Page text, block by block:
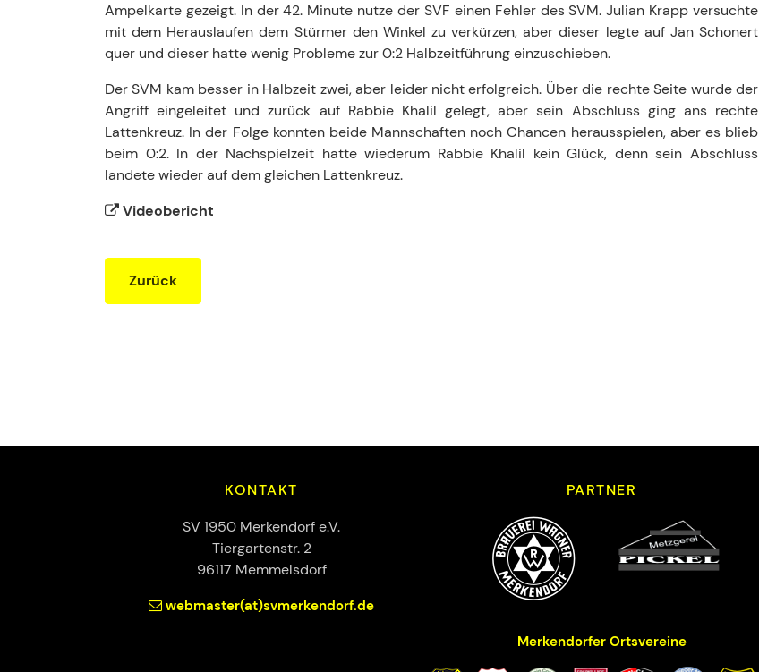
Ampelkarte gezeigt. In der 42. Minute nutze der SVF einen Fehler des SVM. Julian Krapp versuchte
mit dem Herauslaufen dem Stürmer den Winkel zu verkürzen, aber dieser legte auf Jan Schonert
quer und dieser hatte wenig Probleme zur 0:2 Halbzeitführung einzuschieben.
Der SVM kam besser in Halbzeit zwei, aber leider nicht erfolgreich. Über die rechte Seite wurde der
Angriff eingeleitet und zurück auf Rabbie Khalil gelegt, aber sein Abschluss ging ans rechte
Lattenkreuz. In der Folge konnten beide Mannschaften noch Chancen herausspielen, aber es blieb
beim 0:2. In der Nachspielzeit hatte wiederum Rabbie Khalil kein Glück, denn sein Abschluss
landete wieder auf dem gleichen Lattenkreuz.
Videobericht
Zurück
KONTAKT
SV 1950 Merkendorf e.V.
Tiergartenstr. 2
96117 Memmelsdorf
webmaster(at)svmerkendorf.de
PARTNER
Merkendorfer Ortsvereine